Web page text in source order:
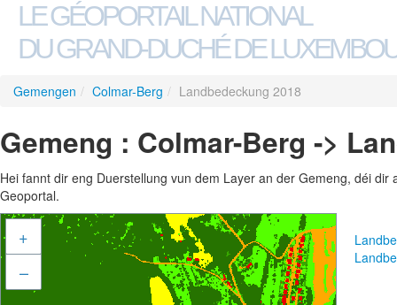
LE GÉOPORTAIL NATIONAL
DU GRAND-DUCHÉ DE
Gemengen / Colmar-Berg / Landbedeckung 2018
Gemeng : Colmar-Berg ->
Hei fannt dir eng Duerstellung vun dem Layer an der Gemeng, déi
Geoportal.
+
–